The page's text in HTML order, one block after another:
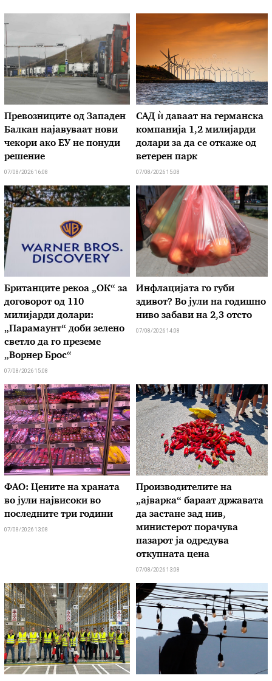
Превозниците од Западен
Балкан најавуваат нови
чекори ако ЕУ не понуди
решение
07/08/2026 16:08
САД ѝ даваат на германска
компанија 1,2 милијарди
долари за да се откаже од
ветерен парк
07/08/2026 15:08
Британците рекоа „ОК“ за
договорот од 110
милијарди долари:
„Парамаунт“ доби зелено
светло да го преземе
„Ворнер Брос“
07/08/2026 15:08
Инфлацијата го губи
здивот? Во јули на годишно
ниво забави на 2,3 отсто
07/08/2026 14:08
ФАО: Цените на храната
во јули највисоки во
последните три години
07/08/2026 13:08
Производителите на
„ајварка“ бараат државата
да застане зад нив,
министерот порачува
пазарот ја одредува
откупната цена
07/08/2026 13:08